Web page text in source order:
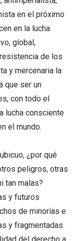
en el próximo
en la lucha
global,
de los
y mercenaria la
que ser un
con todo el
lucha consciente
el mundo.
¿por qué
peligros, otras
tan malas?
y futuros
de minorías e
y fragmentadas.
del derecho a